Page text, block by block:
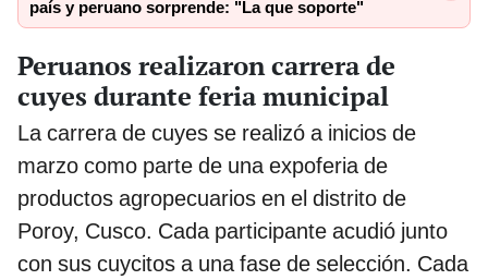
país y peruano sorprende: "La que soporte"
Peruanos realizaron carrera de
cuyes durante feria municipal
La carrera de cuyes se realizó a inicios de
marzo como parte de una expoferia de
productos agropecuarios en el distrito de
Poroy, Cusco. Cada participante acudió junto
con sus cuycitos a una fase de selección. Cada